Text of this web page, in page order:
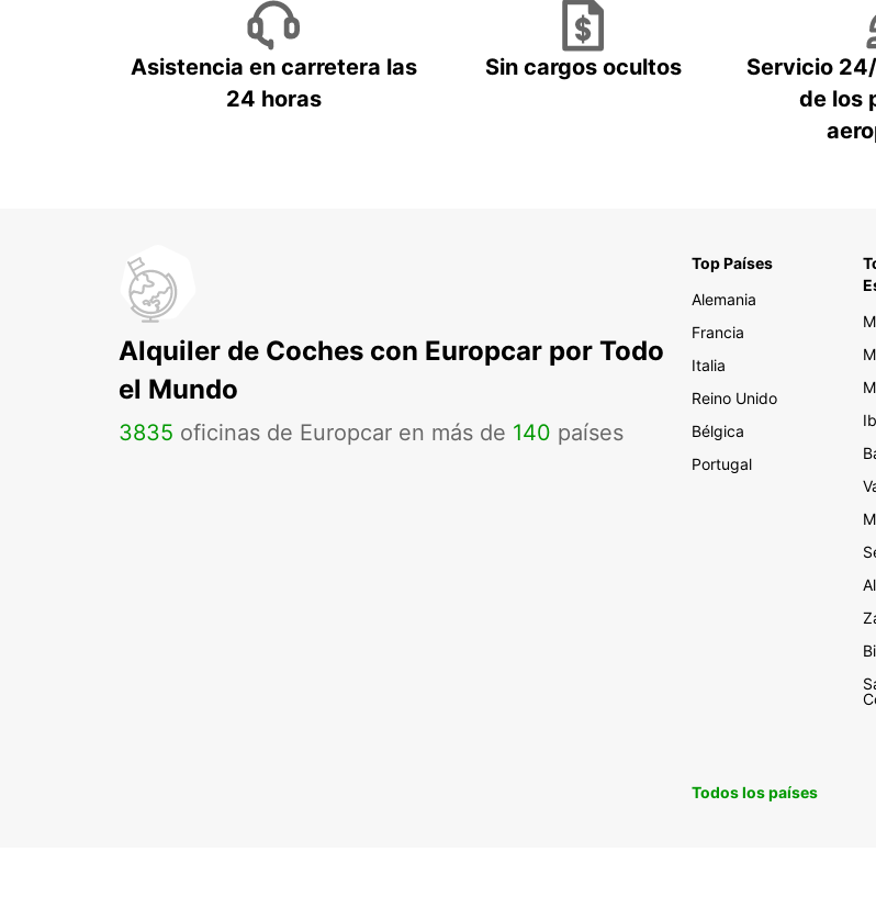
Asistencia en carretera las
24 horas
Sin cargos ocultos
Servicio
de los
Alquiler de Coches con Europcar por Todo
el Mundo
3835 oficinas de Europcar en más de 140 países
Top Países
Alemania
Francia
Italia
Reino Unido
Bélgica
Portugal
Todos los países